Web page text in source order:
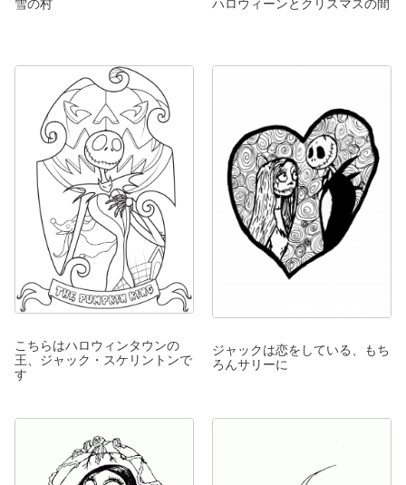
雪の村 ハロウィーンとクリスマスの間
こちらはハロウィンタウンの
王、ジャック・スケリントンで
す
ジャックは恋をしている、もち
ろんサリーに